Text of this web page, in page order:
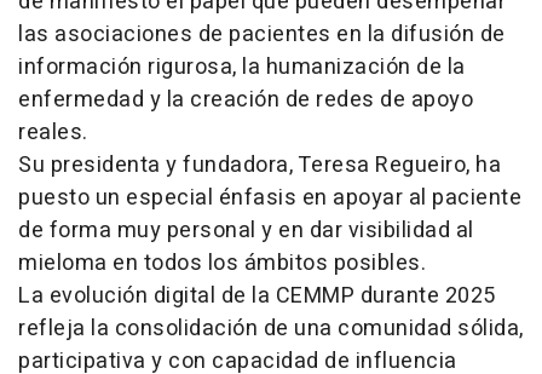
las asociaciones de pacientes en la difusión de
información rigurosa, la humanización de la
enfermedad y la creación de redes de apoyo
reales.
Su presidenta y fundadora, Teresa Regueiro, ha
puesto un especial énfasis en apoyar al paciente
de forma muy personal y en dar visibilidad al
mieloma en todos los ámbitos posibles.
La evolución digital de la CEMMP durante 2025
refleja la consolidación de una comunidad sólida,
participativa y con capacidad de influencia